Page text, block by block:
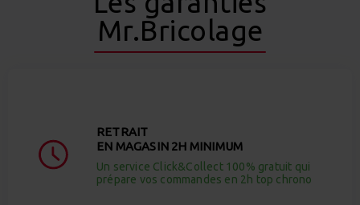
Mr.Bricolage
RETRAIT
EN MAGASIN 2H MINIMUM
Un service Click&Collect 100% gratuit qui
prépare vos commandes en 2h top chrono